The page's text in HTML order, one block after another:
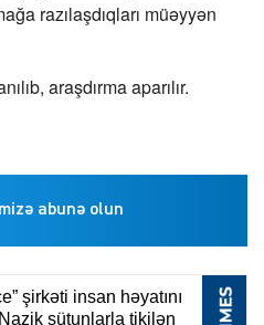
razılaşdıqları müəyyən
araşdırma aparılır.
abunə olun